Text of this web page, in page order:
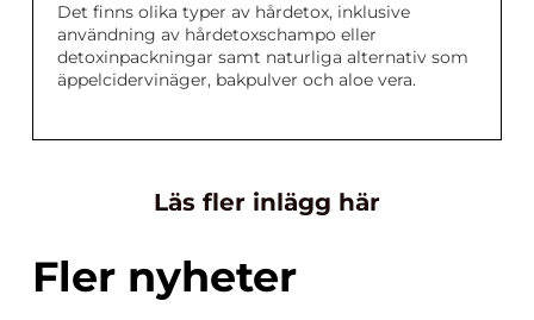
Det finns olika typer av hårdetox, inklusive
användning av hårdetoxschampo eller
detoxinpackningar samt naturliga alternativ som
äppelcidervinäger, bakpulver och aloe vera.
Läs fler inlägg här
Fler nyheter